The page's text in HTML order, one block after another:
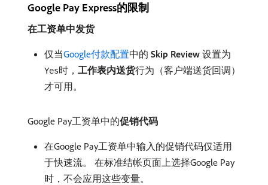
Google Pay Express的限制
在工资单中发货
仅当Google付款配置中的​ Skip Review ​设置为
Yes时， 工作表内送货​行为（客户端送货回调）
才可用。
Google Pay工资单中的​促销代码
在Google Pay工资单中输入的促销代码仅适用
于快速流。 在标准结帐页面上选择Google Pay
时，不会应用这些变量。